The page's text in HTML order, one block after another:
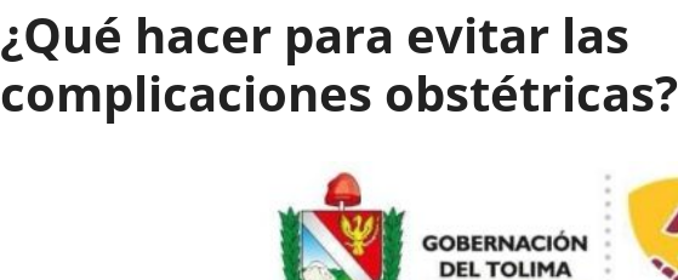
¿Qué hacer para evitar las
complicaciones obstétricas?